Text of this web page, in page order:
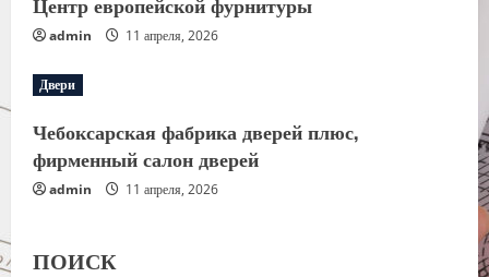
admin 11 апреля, 2026
Двери
Чебоксарская фабрика дверей плюс,
фирменный салон дверей
admin 11 апреля, 2026
ПОИСК